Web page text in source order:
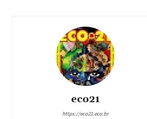
eco21
https://eco21.eco.br